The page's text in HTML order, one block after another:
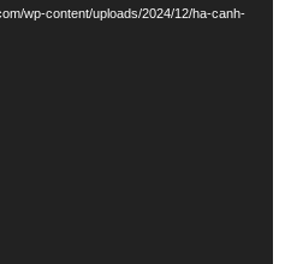
wp-content/uploads/2024/12/ha-canh-